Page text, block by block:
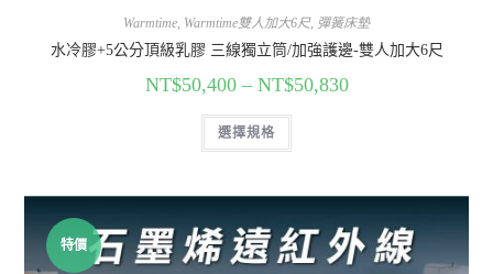
Warmtime Warmtime雙人加大6尺, 彈簧床墊
水冷膠+5公分頂級乳膠 三線獨立筒/加強護邊-雙人加大6尺
NT$50,400– NT$50,830
選擇規格
特價